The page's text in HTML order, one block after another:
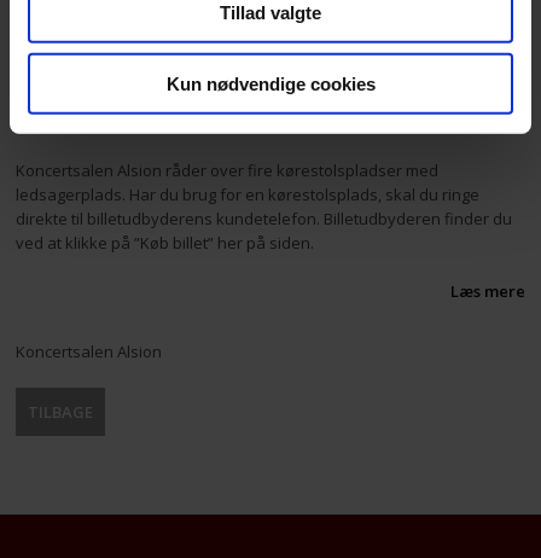
Tillad valgte
Kun nødvendige cookies
arrangement, herunder billetsalg. Alle spørgsmål vedrørende
billetsalg skal rettes direkte tilbilletudbyderen. Koncertsalen Alsion
Særligt om kørestolspladser
Koncertsalen Alsion råder over fire kørestolspladser med
ledsagerplads. Har du brug for en kørestolsplads, skal du ringe
direkte til billetudbyderens kundetelefon. Billetudbyderen finder du
ved at klikke på ”Køb billet” her på siden.
Læs mere
Koncertsalen Alsion
TILBAGE